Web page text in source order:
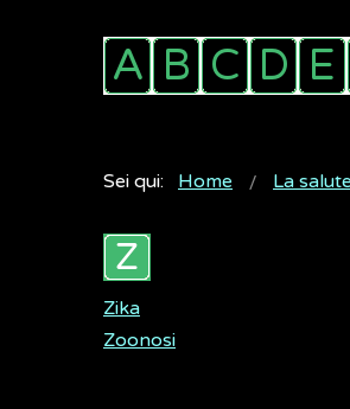
Sei qui: Home La
Zika
Zoonosi